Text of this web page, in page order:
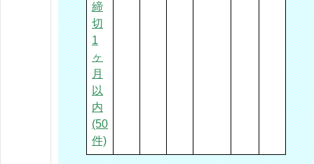
締
切
1
ヶ
月
以
内
(50
件)